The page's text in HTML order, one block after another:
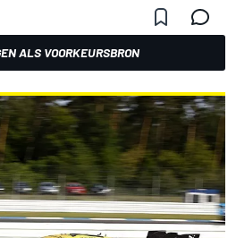
ALS VOORKEURSBRON